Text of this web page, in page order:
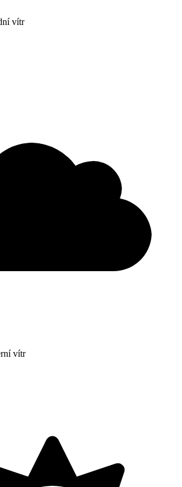
vítr
vítr